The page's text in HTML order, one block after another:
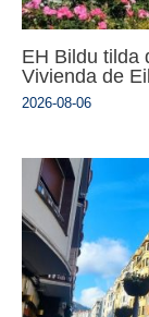
EH Bildu tilda
Vivienda de
2026-08-06